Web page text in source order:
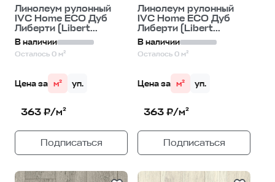
Линолеум рулонный
IVC Home ECO Дуб
Либерти (Libert...
В наличии
Осталось 0 м²
Цена за м² уп.
363 ₽/м²
Подписаться
Линолеум рулонный
IVC Home ECO Дуб
Либерти (Libert...
В наличии
Осталось 0 м²
Цена за м² уп.
363 ₽/м²
Подписаться